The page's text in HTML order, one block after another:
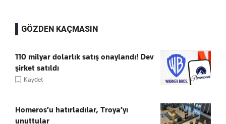
GÖZDEN KAÇMASIN
110 milyar dolarlık satış onaylandı! Dev
şirket satıldı
Kaydet
Homeros’u hatırladılar, Troya’yı
unuttular